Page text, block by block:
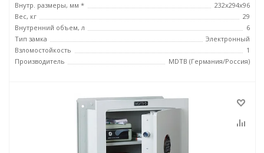
Внутр. размеры, мм *
232x294x96
Вес, кг
29
Внутренний объем, л
6
Тип замка
Электронный
Взломостойкость
1
Производитель
MDTB (Германия/Россия)